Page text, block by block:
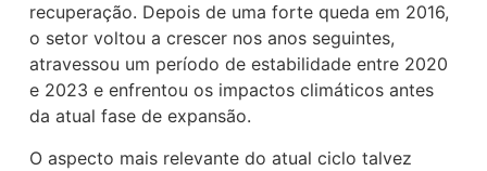
recuperação. Depois de uma forte queda em 2016,
o setor voltou a crescer nos anos seguintes,
atravessou um período de estabilidade entre 2020
e 2023 e enfrentou os impactos climáticos antes
da atual fase de expansão.
O aspecto mais relevante do atual ciclo talvez